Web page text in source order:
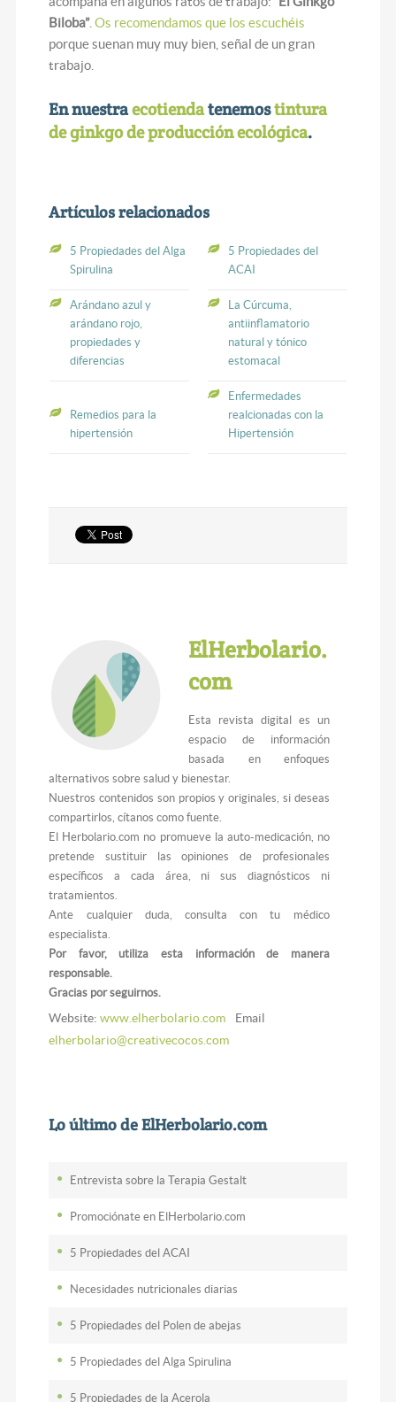
Biloba”.Os recomendamos que los escuchéis
porque suenan muy muy bien, señal de un gran
trabajo.
En nuestraecotiendatenemostintura
de ginkgo de producción ecológica.
Artículos relacionados
5 Propiedades del Alga
Spirulina
5 Propiedades del
ACAI
Arándano azul y
arándano rojo,
propiedades y
diferencias
La Cúrcuma,
antiinflamatorio
natural y tónico
estomacal
Remedios para la
hipertensión
Enfermedades
realcionadas con la
Hipertensión
ElHerbolario.
com
Esta revista digital es un
espacio de información
basada en enfoques
alternativos sobre salud y bienestar.
Nuestros contenidos son propios y originales, si deseas
compartirlos, cítanos como fuente.
El Herbolario.com no promueve la auto-medicación, no
pretende sustituir las opiniones de profesionales
específicos a cada área, ni sus diagnósticos ni
tratamientos.
Ante cualquier duda, consulta con tu médico
especialista.
Por favor, utiliza esta información de manera
responsable.
Gracias por seguirnos.
Website:www.elherbolario.com
Email
elherbolario@creativecocos.com
Lo último de ElHerbolario.com
Entrevista sobre la Terapia Gestalt
Promociónate en ElHerbolario.com
5 Propiedades del ACAI
Necesidades nutricionales diarias
5 Propiedades del Polen de abejas
5 Propiedades del Alga Spirulina
5 Propiedades de la Acerola